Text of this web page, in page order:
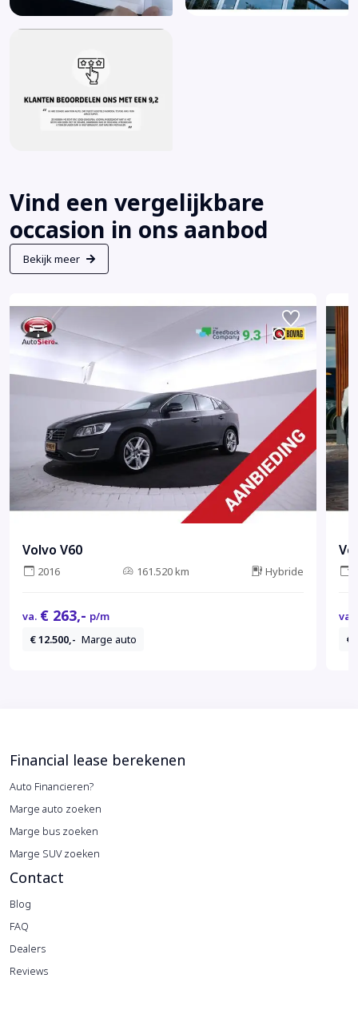
Vind een vergelijkbare
occasion in ons aanbod
Bekijk meer
Volvo V60
2016 161.520 km Hybride
va. € 263,- p/m
€ 12.500,- Marge auto
va.
€
Financial lease berekenen
Auto Financieren?
Marge auto zoeken
Marge bus zoeken
Marge SUV zoeken
Contact
Blog
FAQ
Dealers
Reviews